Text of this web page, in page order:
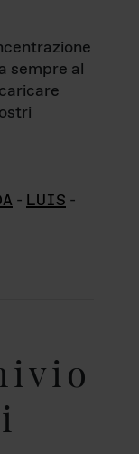
sempre al
- LUIS -